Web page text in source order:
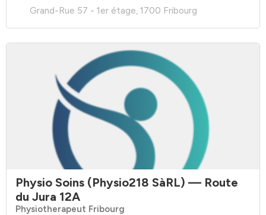
Grand-Rue 57 - 1er étage, 1700 Fribourg
Physio Soins (Physio218 SàRL) — Route
du Jura 12A
Physiotherapeut Fribourg